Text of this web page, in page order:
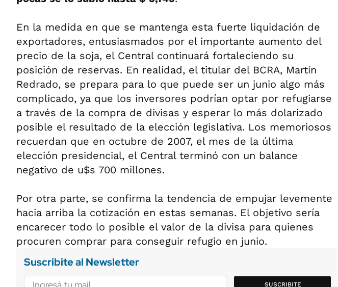
En la medida en que se mantenga esta fuerte liquidación de
exportadores, entusiasmados por el importante aumento del
precio de la soja, el Central continuará fortaleciendo su
posición de reservas. En realidad, el titular del BCRA, Martín
Redrado, se prepara para lo que puede ser un junio algo más
complicado, ya que los inversores podrían optar por refugiarse
a través de la compra de divisas y esperar lo más dolarizado
posible el resultado de la elección legislativa. Los memoriosos
recuerdan que en octubre de 2007, el mes de la última
elección presidencial, el Central terminó con un balance
negativo de u$s 700 millones.
Por otra parte, se confirma la tendencia de empujar levemente
hacia arriba la cotización en estas semanas. El objetivo sería
encarecer todo lo posible el valor de la divisa para quienes
procuren comprar para conseguir refugio en junio.
Suscribite al Newsletter
SUSCRIBITE